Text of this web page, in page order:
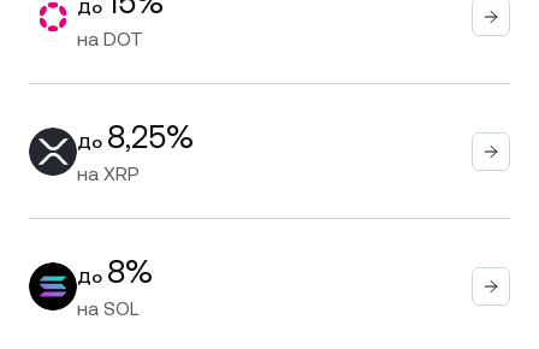
До
на DOT
До 8,25%
на XRP
До 8%
на SOL